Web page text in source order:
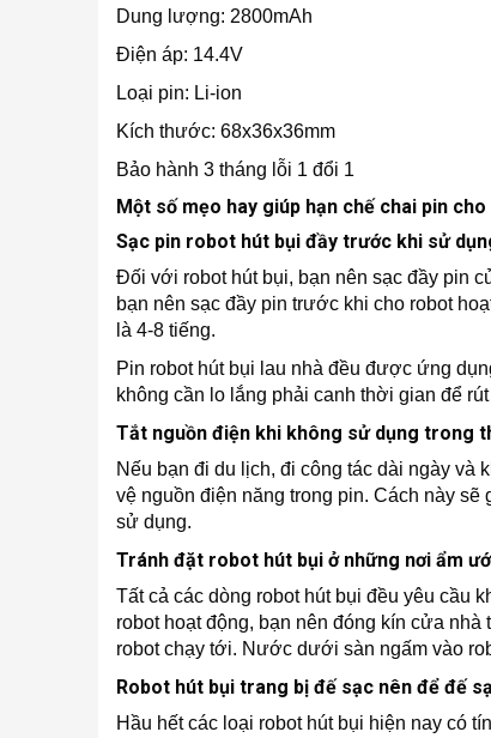
Dung lượng: 2800mAh
Điện áp: 14.4V
Loại pin: Li-ion
Kích thước: 68x36x36mm
Bảo hành 3 tháng lỗi 1 đổi 1
Một số mẹo hay giúp hạn chế chai pin
Sạc pin robot hút bụi đầy trước khi sử
Đối với robot hút bụi, bạn nên sạc đầy pin
bạn nên sạc đầy pin trước khi cho robot
là 4-8 tiếng.
Pin robot hút bụi lau nhà đều được ứng
không cần lo lắng phải canh thời gian để
Tắt nguồn điện khi không sử dụng trong
Nếu bạn đi du lịch, đi công tác dài ngày và
vệ nguồn điện năng trong pin. Cách này
sử dụng.
Tránh đặt robot hút bụi ở những nơi ẩm
Tất cả các dòng robot hút bụi đều yêu cầu
robot hoạt động, bạn nên đóng kín cửa
robot chạy tới. Nước dưới sàn ngấm vào
Robot hút bụi trang bị đế sạc nên để đế
Hầu hết các loại robot hút bụi hiện nay có